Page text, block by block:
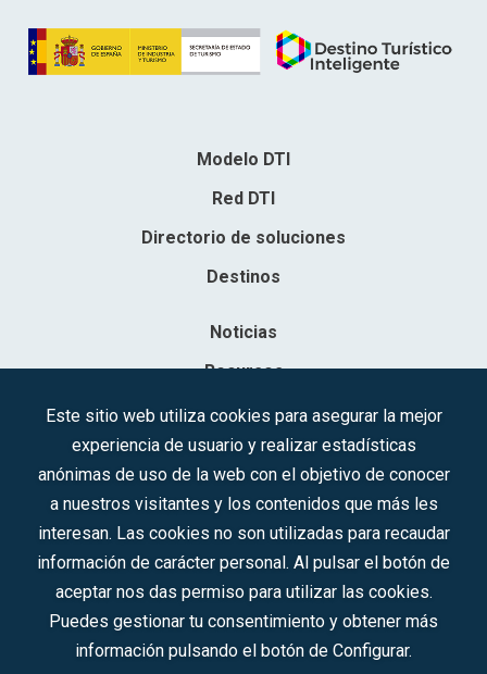
Modelo DTI
Red DTI
Directorio de soluciones
Destinos
Noticias
Recursos
Contacto
Sociedad Mercantil Estatal para la Gestión de la Innovación y las
Tecnologías Turísticas, S.A.M.P.
Inscrita en el R.M. de Madrid, T, 12593, Se. 8, F. 129, H. 201.307.
C.I.F.: A-81/874.984
Síguenos en redes sociales:
Este sitio web utiliza cookies para asegurar la mejor
experiencia de usuario y realizar estadísticas
anónimas de uso de la web con el objetivo de conocer
a nuestros visitantes y los contenidos que más les
interesan. Las cookies no son utilizadas para recaudar
información de carácter personal. Al pulsar el botón de
aceptar nos das permiso para utilizar las cookies.
Puedes gestionar tu consentimiento y obtener más
información pulsando el botón de Configurar.